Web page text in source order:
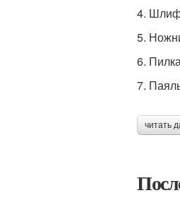
4.
5.
6.
7.
читать